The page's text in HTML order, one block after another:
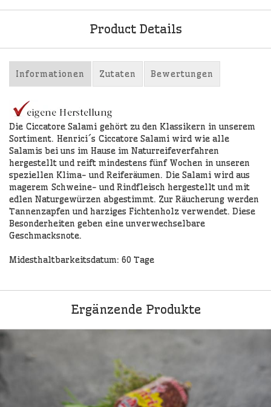
Product Details
Informationen Zutaten Bewertungen
Die Ciccatore Salami gehört zu den Klassikern in unserem
Sortiment. Henrici´s Ciccatore Salami wird wie alle
Salamis bei uns im Hause im Naturreifeverfahren
hergestellt und reift mindestens fünf Wochen in unseren
speziellen Klima- und Reiferäumen. Die Salami wird aus
magerem Schweine- und Rindfleisch hergestellt und mit
edlen Naturgewürzen abgestimmt. Zur Räucherung werden
Tannenzapfen und harziges Fichtenholz verwendet. Diese
Besonderheiten geben eine unverwechselbare
Geschmacksnote.
Midesthaltbarkeitsdatum: 60 Tage
Ergänzende Produkte